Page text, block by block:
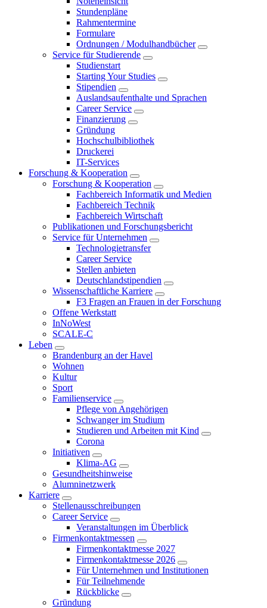
Stundenpläne
Rahmentermine
Formulare
Ordnungen / Modulhandbücher
Service für Studierende
Studienstart
Starting Your Studies
Stipendien
Auslandsaufenthalte und Sprachen
Career Service
Finanzierung
Gründung
Hochschulbibliothek
Druckerei
IT-Services
Forschung & Kooperation
Forschung & Kooperation
Fachbereich Informatik und Medien
Fachbereich Technik
Fachbereich Wirtschaft
Publikationen und Forschungsbericht
Service für Unternehmen
Technologietransfer
Career Service
Stellen anbieten
Deutschlandstipendien
Wissenschaftliche Karriere
F3 Fragen an Frauen in der Forschung
Offene Werkstatt
InNoWest
SCALE-C
Leben
Brandenburg an der Havel
Wohnen
Kultur
Sport
Familienservice
Pflege von Angehörigen
Schwanger im Studium
Studieren und Arbeiten mit Kind
Corona
Initiativen
Klima-AG
Gesundheitshinweise
Alumninetzwerk
Karriere
Stellenausschreibungen
Career Service
Veranstaltungen im Überblick
Firmenkontaktmessen
Firmenkontaktmesse 2027
Firmenkontaktmesse 2026
Für Unternehmen und Institutionen
Für Teilnehmende
Rückblicke
Gründung